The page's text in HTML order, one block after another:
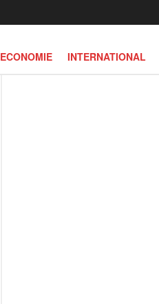
ECONOMIE INTERNATIONAL